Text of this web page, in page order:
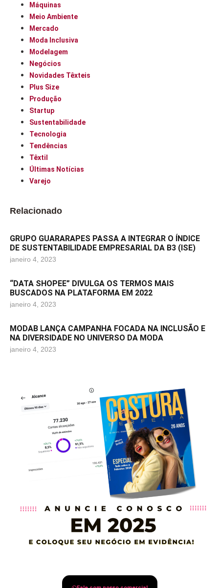
Máquinas
Meio Ambiente
Mercado
Moda Inclusiva
Modelagem
Negócios
Novidades Têxteis
Plus Size
Produção
Startup
Sustentabilidade
Tecnologia
Tendências
Têxtil
Últimas Notícias
Varejo
Relacionado
GRUPO GUARARAPES PASSA A INTEGRAR O ÍNDICE
DE SUSTENTABILIDADE EMPRESARIAL DA B3 (ISE)
janeiro 4, 2023
“DATA SHOPEE” DIVULGA OS TERMOS MAIS
BUSCADOS NA PLATAFORMA EM 2022
janeiro 4, 2023
MODAB LANÇA CAMPANHA FOCADA NA INCLUSÃO E
NA DIVERSIDADE NO UNIVERSO DA MODA
janeiro 4, 2023